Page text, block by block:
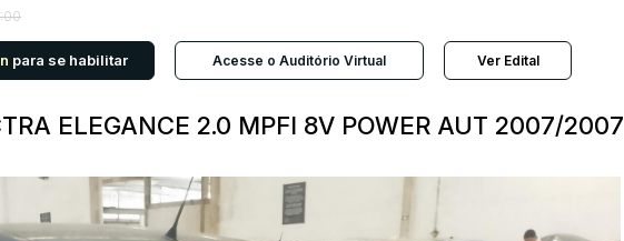
para se habilitar Acesse o Auditório Virtual Ver Edital
ELEGANCE 2.0 MPFI 8V POWER AUT 2007/2007